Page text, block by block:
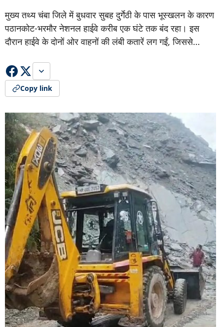
मुख्य तथ्य चंबा जिले में बुधवार सुबह दुर्गेठी के पास भूस्खलन के कारण
पठानकोट-भरमौर नेशनल हाईवे करीब एक घंटे तक बंद रहा। इस
दौरान हाईवे के दोनों ओर वाहनों की लंबी कतारें लग गईं, जिससे…
Copy link